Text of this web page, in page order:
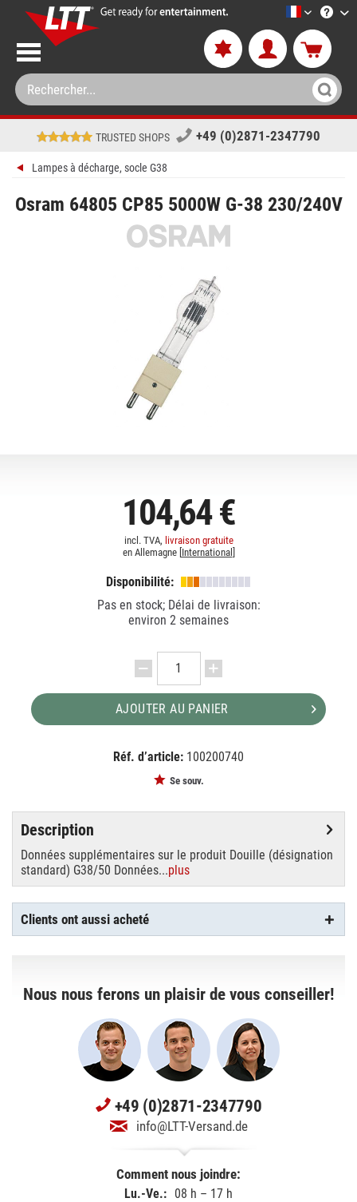
LTT-
TRUSTED SHOPS +49 (0)2871-2347790
Lampes à décharge, socle G38
Osram 64805 CP85 5000W G-38 230/240V
104,64 €
incl. TVA, livraison gratuite
en Allemagne [ International
Disponibilité:
Pas en stock; Délai de livraison:
environ 2 semaines
AJOUTER AU PANIER
Réf. d’article: 100200740
Se souv.
Description
Données supplémentaires sur le produit Douille (désignation
standard) G38/50 Données...plus
Clients ont aussi acheté
Nous nous ferons un plaisir de vous conseiller!
+49 (0)2871-2347790
info@LTT-Versand.de
Comment nous joindre:
Lu.-Ve.: 08 h – 17 h